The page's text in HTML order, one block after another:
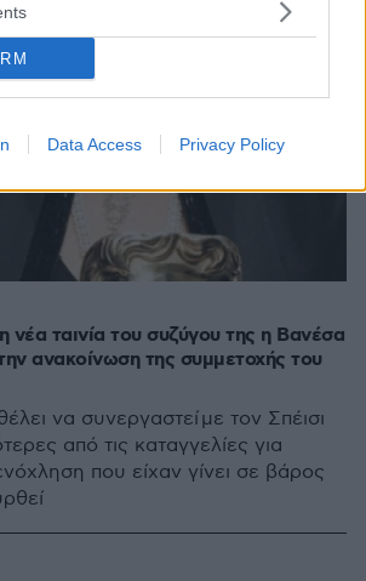
Data Access Privacy Policy
ταινία του συζύγου της η Βανέσα
ανακοίνωση της συμμετοχής του
να συνεργαστεί με τον Σπέισι
από τις καταγγελίες για
που είχαν γίνει σε βάρος